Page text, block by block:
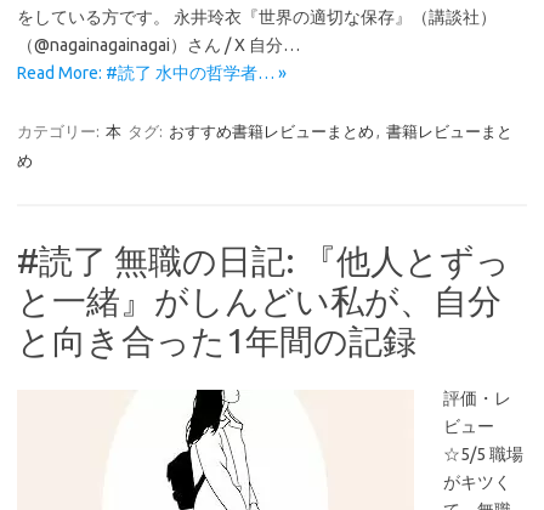
をしている方です。 永井玲衣『世界の適切な保存』（講談社）
（@nagainagainagai）さん / X 自分…
Read More: #読了 水中の哲学者… »
カテゴリー: 本 タグ: おすすめ書籍レビューまとめ , 書籍レビューまと
め
#読了 無職の日記: 『他人とずっ
と一緒』がしんどい私が、自分
と向き合った1年間の記録
評価・レ
ビュー
☆5/5 職場
がキツく